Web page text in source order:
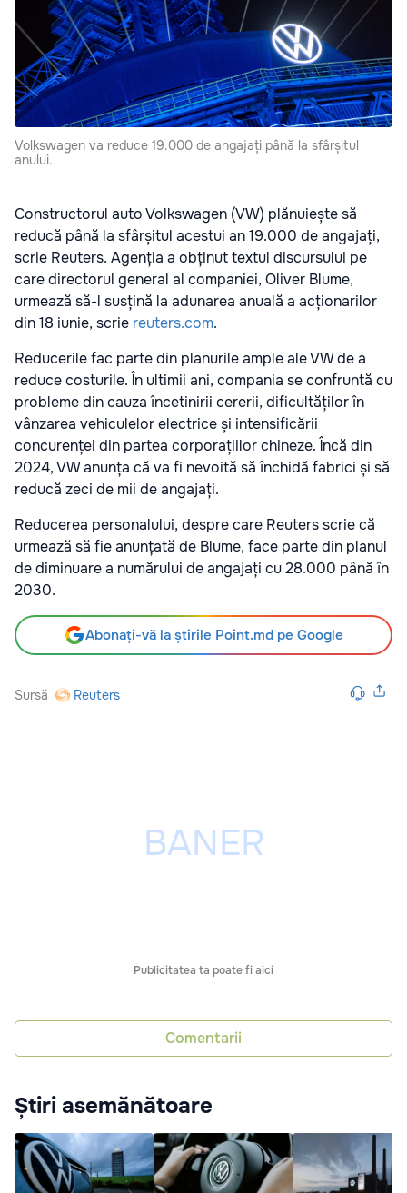
Volkswagen va reduce 19.000 de angajați până la sfârșitul
anului.
Constructorul auto Volkswagen (VW) plănuiește să
reducă până la sfârșitul acestui an 19.000 de angajați,
scrie Reuters. Agenția a obținut textul discursului pe
care directorul general al companiei, Oliver Blume,
urmează să-l susțină la adunarea anuală a acționarilor
din 18 iunie, scrie reuters.com.
Reducerile fac parte din planurile ample ale VW de a
reduce costurile. În ultimii ani, compania se confruntă cu
probleme din cauza încetinirii cererii, dificultăților în
vânzarea vehiculelor electrice și intensificării
concurenței din partea corporațiilor chineze. Încă din
2024, VW anunța că va fi nevoită să închidă fabrici și să
reducă zeci de mii de angajați.
Reducerea personalului, despre care Reuters scrie că
urmează să fie anunțată de Blume, face parte din planul
de diminuare a numărului de angajați cu 28.000 până în
2030.
Abonați-vă la știrile Point.md pe Google
Sursă Reuters
Publicitatea ta poate fi aici
Comentarii
Știri asemănătoare